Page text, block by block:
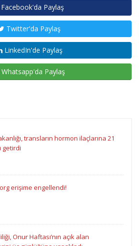
Paylaş
Twitter'da Paylaş
LinkedIn'de Paylaş
Whatsapp'da Paylaş
transların hormon ilaçlarına 21
getirdi
erişime engellendi!
Onur Haftası’nın açık alan